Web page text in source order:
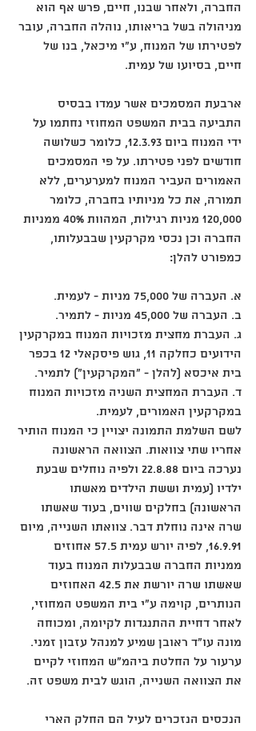
החברה, ולאחר שבנו, חיים, פרש אף הוא
מניהולה בשל בריאותו, נוהלה החברה, עובר
לפטירתו של המנוח, ע"י מיכאל, בנו של
חיים, בסיועו של עמית.
ארבעת המסמכים אשר עמדו בבסיס
התביעה בבית המשפט המחוזי נחתמו על
ידי המנוח ביום ‎12.3.93, כלומר כשלושה
חודשים לפני פטירתו. על פי המסמכים
האמורים העביר המנוח למערערים, ללא
תמורה, את כל מניותיו בחברה, כלומר
‎120,000 מניות רגילות, המהוות ‎40% ממניות
החברה וכן נכסי מקרקעין שבבעלותו,
כמפורט להלן:
א. העברה של ‎75,000 מניות - לעמית.
ב. העברה של ‎45,000 מניות - לתמיר.
ג. העברת מחצית מזכויות המנוח במקרקעין
הידועים כחלקה ‎11, גוש פיסקאלי ‎12 בכפר
בית איכסא (להלן - "המקרקעין") לתמיר.
ד. העברת המחצית השניה מזכויות המנוח
במקרקעין האמורים, לעמית.
לשם השלמת התמונה יצויין כי המנוח הותיר
אחריו שתי צוואות. הצוואה הראשונה
נערכה ביום ‎22.8.88 ולפיה נוחלים שבעת
ילדיו (עמית וששת הילדים מאשתו
הראשונה) בחלקים שווים, בעוד שאשתו
שרה אינה נוחלת דבר. צוואתו השנייה, מיום
‎16.9.91, לפיה יורש עמית ‎57.5 אחוזים
ממניות החברה שבבעלות המנוח בעוד
שאשתו שרה יורשת את ‎42.5 האחוזים
הנותרים, קוימה ע"י בית המשפט המחוזי,
לאחר דחיית ההתנגדות לקיומה, ומכוחה
מונה עו"ד ראובן שמיע למנהל עזבון זמני.
ערעור על החלטת ביהמ"ש המחוזי לקיים
את הצוואה השנייה, הוגש לבית משפט זה.
הנכסים הנזכרים לעיל הם החלק הארי